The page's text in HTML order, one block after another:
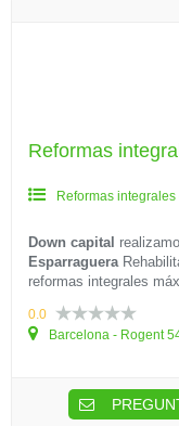
Reformas
Reformas
Down capital
Esparraguera
reformas integrales
0.0
Barcelona - Rogent